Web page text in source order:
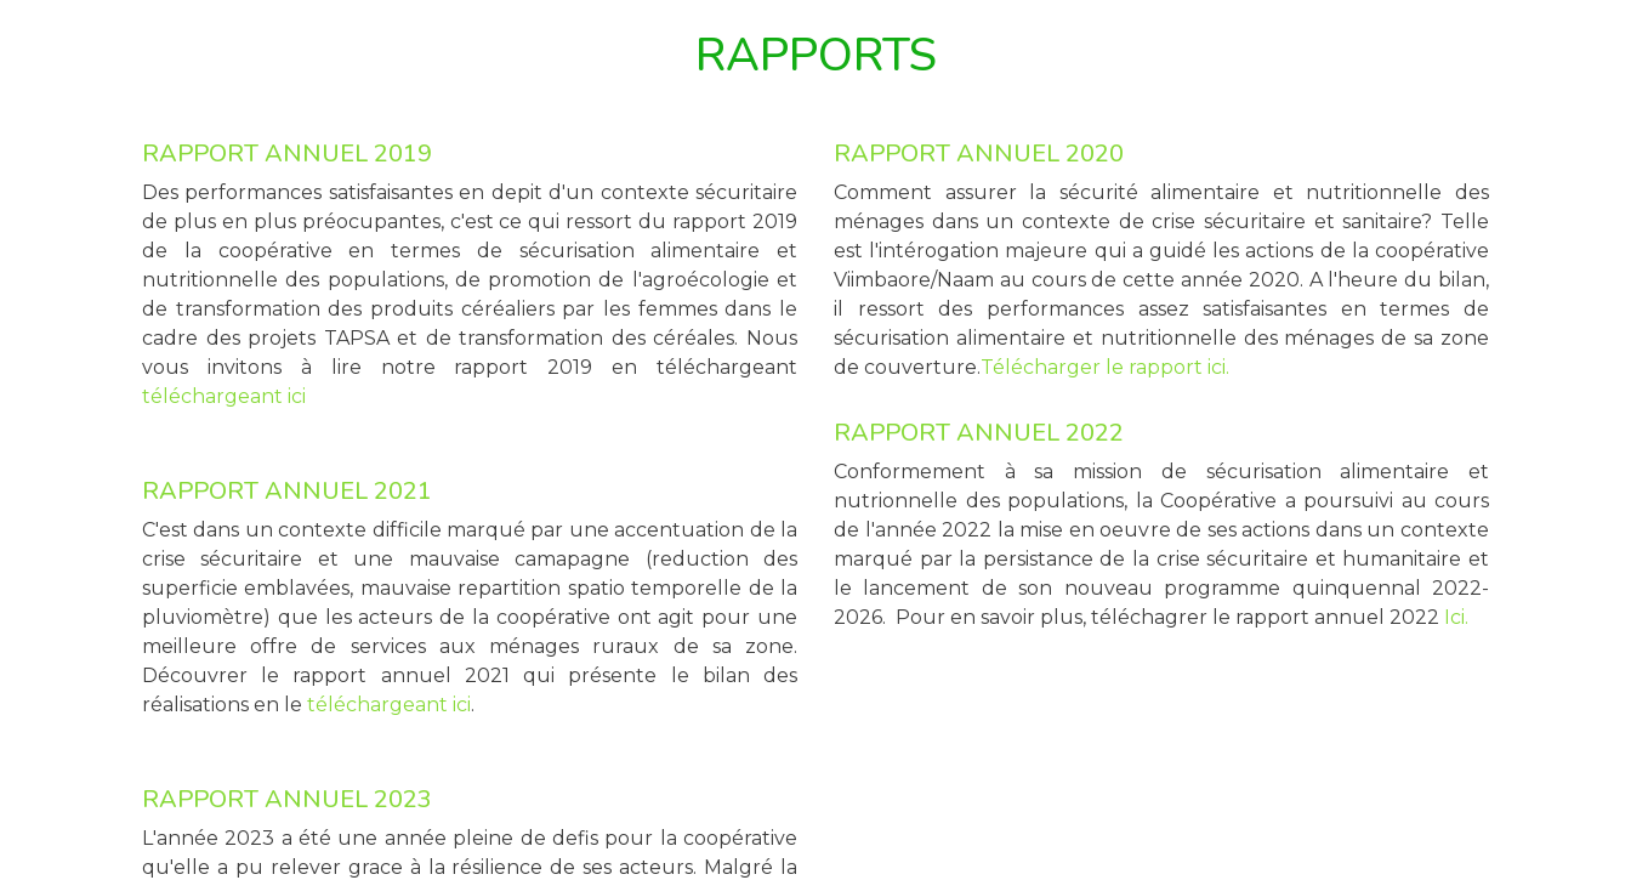
RAPPORTS
RAPPORT ANNUEL 2019
Des performances satisfaisantes en depit d'un contexte sécuritaire
de plus en plus préocupantes, c'est ce qui ressort du rapport 2019
de la coopérative en termes de sécurisation alimentaire et
nutritionnelle des populations, de promotion de l'agroécologie et
de transformation des produits céréaliers par les femmes dans le
cadre des projets TAPSA et de transformation des céréales. Nous
vous invitons à lire notre rapport 2019 en téléchargeant
téléchargeant ici
RAPPORT ANNUEL 2021
C'est dans un contexte difficile marqué par une accentuation de la
crise sécuritaire et une mauvaise camapagne (reduction des
superficie emblavées, mauvaise repartition spatio temporelle de la
pluviomètre) que les acteurs de la coopérative ont agit pour une
meilleure offre de services aux ménages ruraux de sa zone.
Découvrer le rapport annuel 2021 qui présente le bilan des
réalisations en le téléchargeant ici.
RAPPORT ANNUEL 2023
L'année 2023 a été une année pleine de defis pour la coopérative
qu'elle a pu relever grace à la résilience de ses acteurs. Malgré la
RAPPORT ANNUEL 2020
Comment assurer la sécurité alimentaire et nutritionnelle des
ménages dans un contexte de crise sécuritaire et sanitaire? Telle
est l'intérogation majeure qui a guidé les actions de la coopérative
Viimbaore/Naam au cours de cette année 2020. A l'heure du bilan,
il ressort des performances assez satisfaisantes en termes de
sécurisation alimentaire et nutritionnelle des ménages de sa zone
de couverture.Télécharger le rapport ici.
RAPPORT ANNUEL 2022
Conformement à sa mission de sécurisation alimentaire et
nutrionnelle des populations, la Coopérative a poursuivi au cours
de l'année 2022 la mise en oeuvre de ses actions dans un contexte
marqué par la persistance de la crise sécuritaire et humanitaire et
le lancement de son nouveau programme quinquennal 2022-
2026. Pour en savoir plus, téléchagrer le rapport annuel 2022 Ici.